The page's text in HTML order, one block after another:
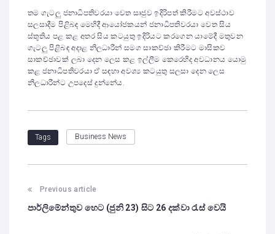
තම ගැටලු ජනාධිපතිවරයා වෙත සෘජුව ඉදිරිපත් කිරීමට අවස්ථාව
සලසාදීම පිළිබඳ මෙහිදී ආයෝජකයන් ජනාධිපතිවරයා වෙත සිය
ස්තූතිය පළ කළ අතර සිය කටයුතු ඉදිරියට කරගෙන යාමේදී මතුවන
ගැටලු පිළිබඳ අදාළ නිලධාරීන් සමග සාකච්ඡා කිරීමට මාසිකව
සාකච්ඡාවක් ලබා දෙන ලෙස කළ ඉල්ලීම කෙරෙහිද අවධානය යොමු
කළ ජනාධිපතිවරයා ඒ සඳහා අවශ්‍ය කටයුතු සලසා දෙන ලෙස
නිලධාරීන්ට උපදෙස් දුන්නේය.
Tags Business News
Previous article
පාර්ලිමේන්තුව හෙට (ජුනි 23) සිට 26 දක්වා රැස් වෙයි